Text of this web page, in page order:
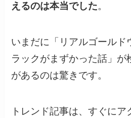
えるのは本当でした。
いまだに「リアルゴールド
ラックがまずかった話」が
があるのは驚きです。
トレンド記事は、すぐにア